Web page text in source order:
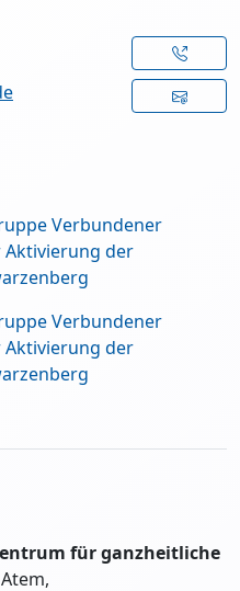
Verbundener
Aktivierung der
Verbundener
Aktivierung der
für ganzheitliche